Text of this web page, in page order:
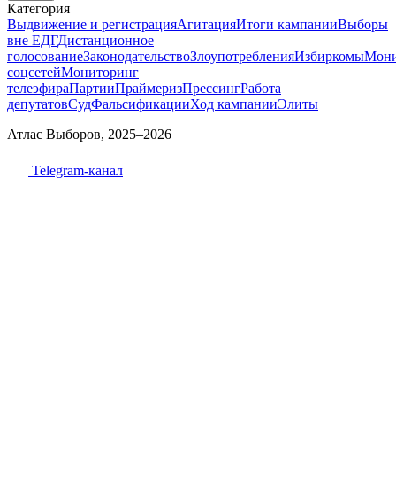
Категория
Выдвижение и регистрацияАгитацияИтоги кампанииВыборы
вне ЕДГДистанционное
голосованиеЗаконодательствоЗлоупотребленияИзбиркомы
соцсетейМониторинг
телеэфираПартииПраймеризПрессингРабота
депутатовСудФальсификацииХод кампанииЭлиты
Атлас Выборов, 2025–2026
Telegram-канал